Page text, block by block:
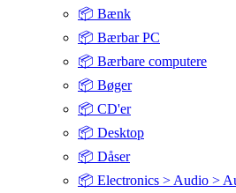
📦 Bænk
📦 Bærbar PC
📦 Bærbare computere
📦 Bøger
📦 CD'er
📦 Desktop
📦 Dåser
📦 Electronics > Audio >